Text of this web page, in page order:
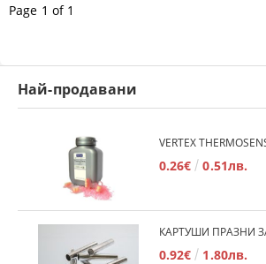
Page 1 of 1
Най-продавани
0.26€ 0.51лв.
0.92€ 1.80лв.